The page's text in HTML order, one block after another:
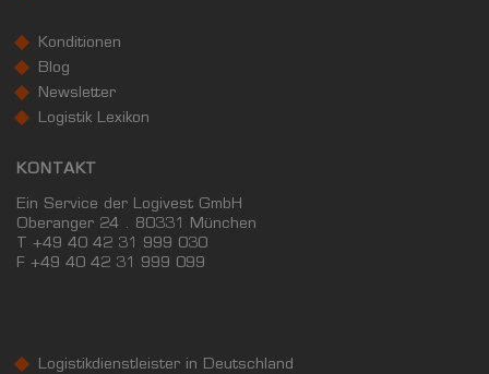
Konditionen
Blog
Newsletter
Logistik Lexikon
KONTAKT
Ein Service der Logivest GmbH
Oberanger 24 . 80331 München
T +49 40 42 31 999 030
F +49 40 42 31 999 099
Logistikdienstleister in Deutschland